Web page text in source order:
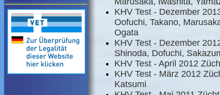
KHV Test - Dezember
Oofuchi, Takano,
Ogata
KHV Test - Dezember
Shinoda, Dofuchi,
KHV Test - April 2012
KHV Test - März 2012
Katsumi